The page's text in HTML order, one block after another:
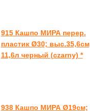
915 Кашпо МИРА перер.
пластик Ø30; выс.35,6см
11,6л черный (czarny) *
938 Кашпо МИРА Ø19см;